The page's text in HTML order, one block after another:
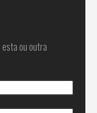
ou outra